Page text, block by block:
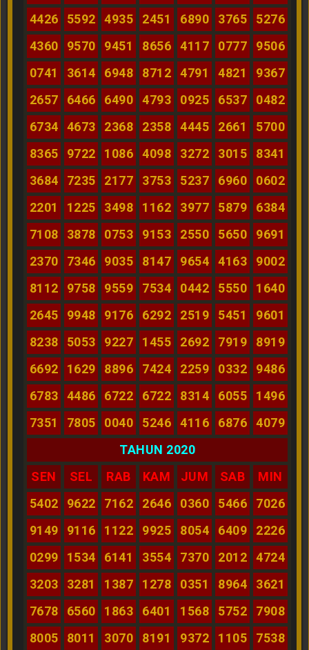
4426
5592 4935 2451 6890 3765
5276
4360
9570 9451 8656 4117 0777
9506
0741
3614 6948 8712 4791 4821
9367
2657
6466 6490 4793 0925 6537
0482
6734
4673 2368 2358 4445 2661
5700
8365
9722 1086 4098 3272 3015
8341
3684
7235 2177 3753 5237 6960
0602
2201
1225 3498 1162 3977 5879
6384
7108
3878 0753 9153 2550 5650
9691
2370
7346 9035 8147 9654 4163
9002
8112
9758 9559 7534 0442 5550
1640
2645
9948 9176 6292 2519 5451
9601
8238
5053 9227 1455 2692 7919
8919
6692
1629 8896 7424 2259 0332
9486
6783
4486 6722 6722 8314 6055
1496
7351
7805 0040 5246 4116 6876
4079
TAHUN 2020
SEN
SEL RAB KAM JUM SAB
MIN
5402
9622 7162 2646 0360 5466
7026
9149
9116 1122 9925 8054 6409
2226
0299
1534 6141 3554 7370 2012
4724
3203
3281 1387 1278 0351 8964
3621
7678
6560 1863 6401 1568 5752
7908
8005
8011 3070 8191 9372 1105
7538